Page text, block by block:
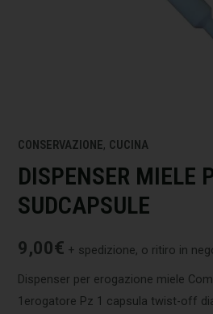
CONSERVAZIONE, CUCINA
DISPENSER MIELE
SUDCAPSULE
9,00€ + spedizione, o ritiro in
Dispenser per erogazione miele
1erogatore Pz 1 capsula twist-off